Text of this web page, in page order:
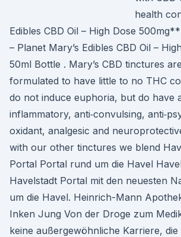
health
Edibles CBD Oil – High Dose
– Planet Mary’s Edibles CBD Oil –
50ml Bottle . Mary’s CBD tinctures
formulated to have little to no THC
do not induce euphoria, but do have
inflammatory, anti­‐convulsing,
oxidant, analgesic and
with our other tinctures we blend
Portal Portal rund um die Havel
Havelstadt Portal mit den neuesten
um die Havel. Heinrich-Mann
Inken Jung Von der Droge zum
keine außergewöhnliche Karriere, die